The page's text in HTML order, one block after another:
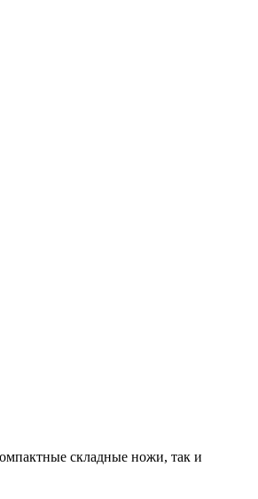
складные ножи, так и